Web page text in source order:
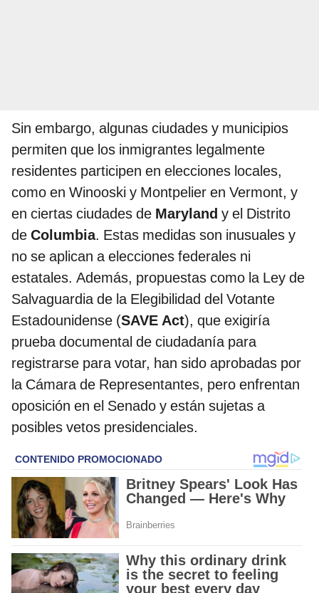
Sin embargo, algunas ciudades y municipios
permiten que los inmigrantes legalmente
residentes participen en elecciones locales,
como en Winooski y Montpelier en Vermont, y
en ciertas ciudades de Maryland y el Distrito
de Columbia. Estas medidas son inusuales y
no se aplican a elecciones federales ni
estatales. Además, propuestas como la Ley de
Salvaguardia de la Elegibilidad del Votante
Estadounidense (SAVE Act), que exigiría
prueba documental de ciudadanía para
registrarse para votar, han sido aprobadas por
la Cámara de Representantes, pero enfrentan
oposición en el Senado y están sujetas a
posibles vetos presidenciales.